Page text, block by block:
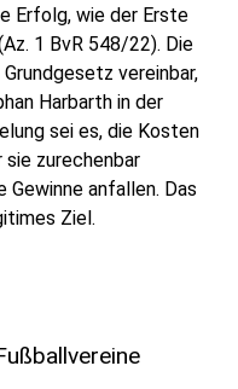
Erfolg, wie der Erste
1 BvR 548/22). Die
vereinbar,
Harbarth in der
sei es, die Kosten
sie zurechenbar
Gewinne anfallen. Das
Ziel.